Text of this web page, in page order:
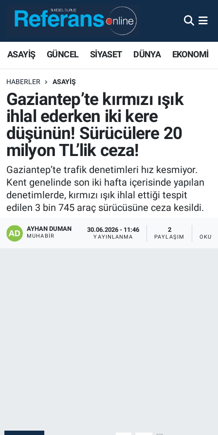
ASAYİŞ GÜNCEL SİYASET DÜNYA EKONOMİ
HABERLER ASAYİŞ
Gaziantep’te kırmızı ışık
ihlal ederken iki kere
düşünün! Sürücülere 20
milyon TL’lik ceza!
Gaziantep’te trafik denetimleri hız kesmiyor.
Kent genelinde son iki hafta içerisinde yapılan
denetimlerde, kırmızı ışık ihlal ettiği tespit
edilen 3 bin 745 araç sürücüsüne ceza kesildi.
AYHAN DUMAN
MUHABIR
30.06.2026 - 11:46
YAYINLANMA
2
PAYLAŞIM